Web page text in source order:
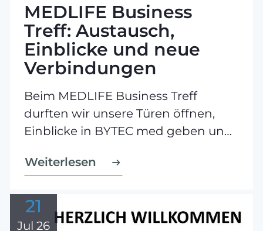
MEDLIFE Business
Treff: Austausch,
Einblicke und neue
Verbindungen
Beim MEDLIFE Business Treff
durften wir unsere Türen öffnen,
Einblicke in BYTEC med geben und
den persönlichen und fachlichen
Weiterlesen
21
Jul 26